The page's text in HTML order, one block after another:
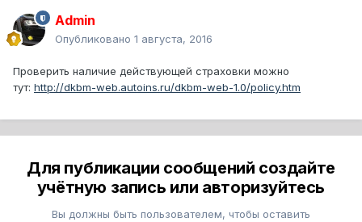
Admin
Опубликовано 1 августа, 2016
Проверить наличие действующей страховки можно
тут: http://dkbm-web.autoins.ru/dkbm-web-1.0/policy.htm
Для публикации сообщений создайте
учётную запись или авторизуйтесь
Вы должны быть пользователем, чтобы оставить